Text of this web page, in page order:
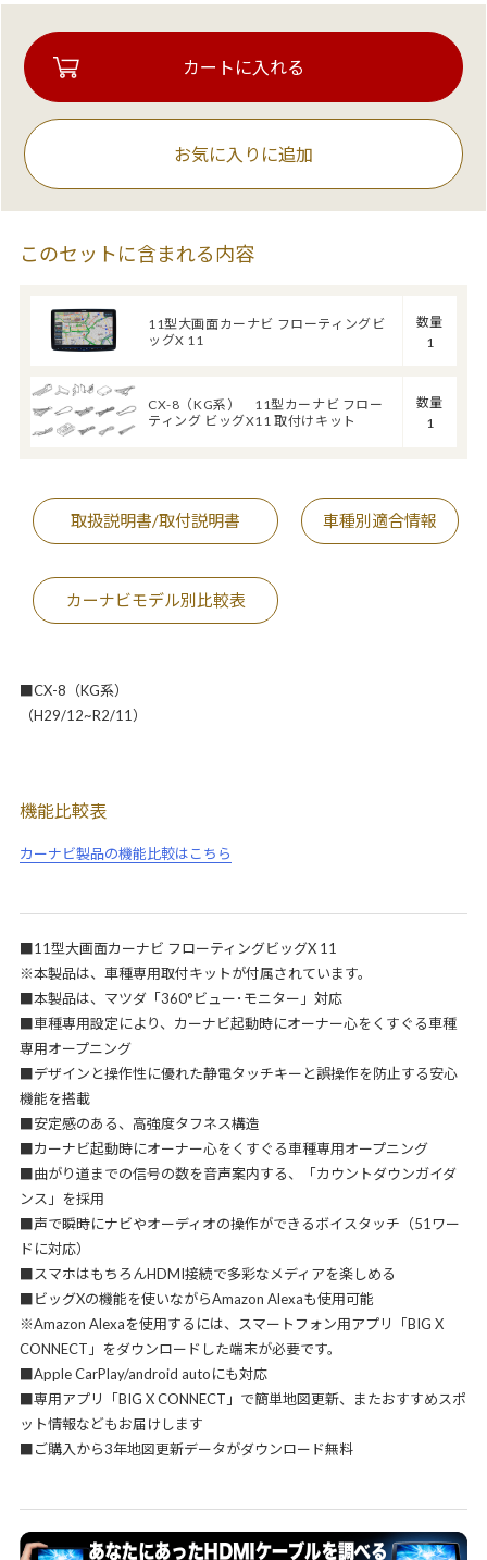
お気に入りに追加
このセットに含まれる内容
11型大画面カーナビ フローティングビ
ッグX 11
数量
1
CX-8（KG系） 11型カーナビ フロー
ティング ビッグX11 取付けキット
数量
1
取扱説明書/取付説明書 車種別適合情報
カーナビモデル別比較表
■CX-8（KG系）
（H29/12~R2/11）
機能比較表
カーナビ製品の機能比較はこちら
■11型大画面カーナビ フローティングビッグX 11
※本製品は、車種専用取付キットが付属されています。
■本製品は、マツダ「360°ビュー･モニター」対応
■車種専用設定により、カーナビ起動時にオーナー心をくすぐる車種
専用オープニング
■デザインと操作性に優れた静電タッチキーと誤操作を防止する安心
機能を搭載
■安定感のある、高強度タフネス構造
■カーナビ起動時にオーナー心をくすぐる車種専用オープニング
■曲がり道までの信号の数を音声案内する、「カウントダウンガイダ
ンス」を採用
■声で瞬時にナビやオーディオの操作ができるボイスタッチ（51ワー
ドに対応）
■スマホはもちろんHDMI接続で多彩なメディアを楽しめる
■ビッグXの機能を使いながらAmazon Alexaも使用可能
※Amazon Alexaを使用するには、スマートフォン用アプリ「BIG X
CONNECT」をダウンロードした端末が必要です。
■Apple CarPlay/android autoにも対応
■専用アプリ「BIG X CONNECT」で簡単地図更新、またおすすめスポ
ット情報などもお届けします
■ご購入から3年地図更新データがダウンロード無料